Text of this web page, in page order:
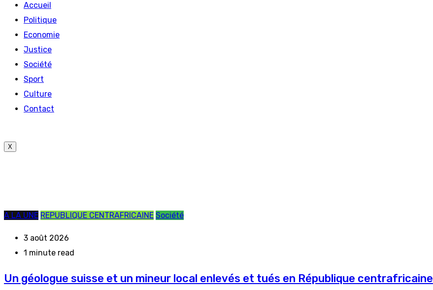
Accueil
Politique
Economie
Justice
Société
Sport
Culture
Contact
X
A LA UNE REPUBLIQUE CENTRAFRICAINE Société
3 août 2026
1 minute read
Un géologue suisse et un mineur local enlevés et tués en République centrafricaine